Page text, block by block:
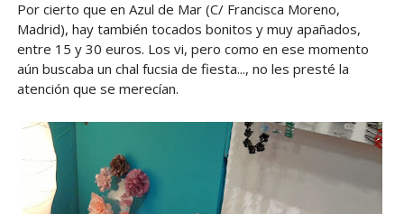
Por cierto que en Azul de Mar (C/ Francisca Moreno,
Madrid), hay también tocados bonitos y muy apañados,
entre 15 y 30 euros. Los vi, pero como en ese momento
aún buscaba un chal fucsia de fiesta..., no les presté la
atención que se merecían.